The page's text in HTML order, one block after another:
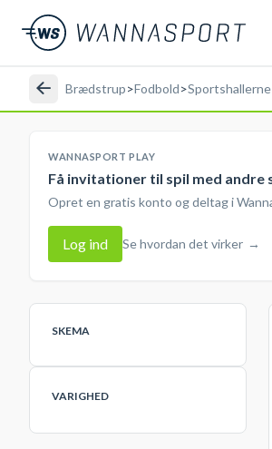
Brædstrup>Fodbold>
WANNASPORT PLAY
Få invitationer til spil med andre
Opret en gratis konto og deltag i
Log ind Se hvordan det virker →
SKEMA
VARIGHED